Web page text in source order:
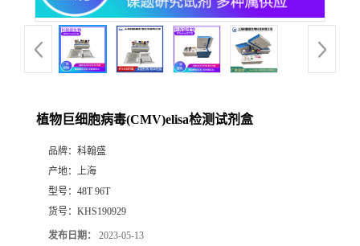
植物巨细胞病毒(CMV)elisa检测试剂盒
品牌： 科翰盛
产地： 上海
型号： 48T 96T
货号： KHS190929
发布日期： 2023-05-13